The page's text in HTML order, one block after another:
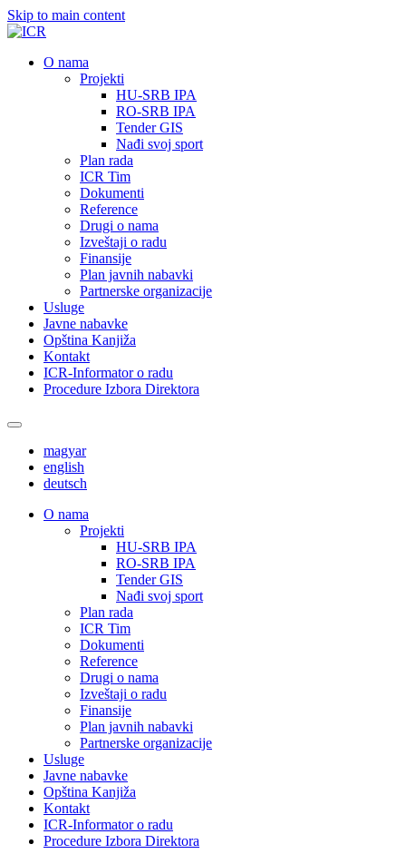
Skip to main content
О nama
Projekti
HU-SRB IPA
RO-SRB IPA
Tender GIS
Nađi svoj sport
Plan rada
ICR Tim
Dokumenti
Reference
Drugi o nama
Izveštaji o radu
Finansije
Plan javnih nabavki
Partnerske organizacije
Usluge
Javne nabavke
Opština Kanjiža
Kontakt
ICR-Informator o radu
Procedure Izbora Direktora
magyar
english
deutsch
О nama
Projekti
HU-SRB IPA
RO-SRB IPA
Tender GIS
Nađi svoj sport
Plan rada
ICR Tim
Dokumenti
Reference
Drugi o nama
Izveštaji o radu
Finansije
Plan javnih nabavki
Partnerske organizacije
Usluge
Javne nabavke
Opština Kanjiža
Kontakt
ICR-Informator o radu
Procedure Izbora Direktora